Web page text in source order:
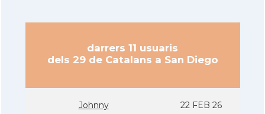
darrers 11 usuaris
dels 29 de Catalans a San Diego
Johnny 22 FEB 26